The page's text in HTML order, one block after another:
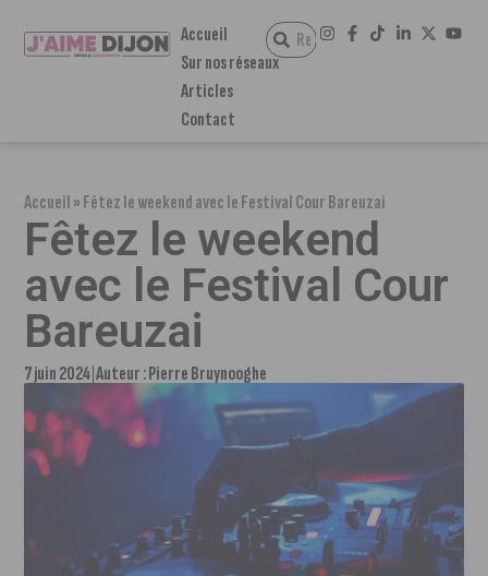
Accueil
Sur nos réseaux
Articles
Contact
Accueil»Fêtez le weekend avec le Festival Cour Bareuzai
Fêtez le weekend
avec le Festival Cour
Bareuzai
7 juin 2024 Auteur :Pierre Bruynooghe